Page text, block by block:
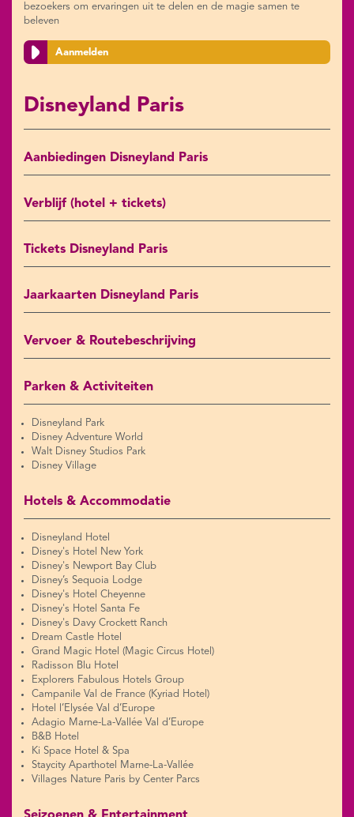
bezoekers om ervaringen uit te delen en de magie samen te
beleven
Aanmelden
Disneyland Paris
Aanbiedingen Disneyland Paris
Verblijf (hotel + tickets)
Tickets Disneyland Paris
Jaarkaarten Disneyland Paris
Vervoer & Routebeschrijving
Parken & Activiteiten
Disneyland Park
Disney Adventure World
Walt Disney Studios Park
Disney Village
Hotels & Accommodatie
Disneyland Hotel
Disney's Hotel New York
Disney's Newport Bay Club
Disney’s Sequoia Lodge
Disney's Hotel Cheyenne
Disney's Hotel Santa Fe
Disney's Davy Crockett Ranch
Dream Castle Hotel
Grand Magic Hotel (Magic Circus Hotel)
Radisson Blu Hotel
Explorers Fabulous Hotels Group
Campanile Val de France (Kyriad Hotel)
Hotel l’Elysée Val d’Europe
Adagio Marne-La-Vallée Val d’Europe
B&B Hotel
Ki Space Hotel & Spa
Staycity Aparthotel Marne-La-Vallée
Villages Nature Paris by Center Parcs